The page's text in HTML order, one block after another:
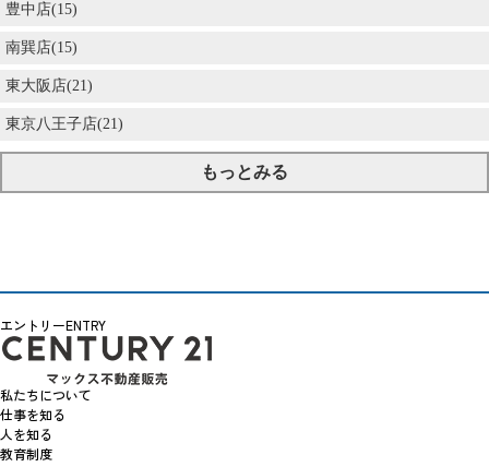
豊中店(15)
南巽店(15)
東大阪店(21)
東京八王子店(21)
もっとみる
エントリーENTRY
私たちについて
仕事を知る
人を知る
教育制度